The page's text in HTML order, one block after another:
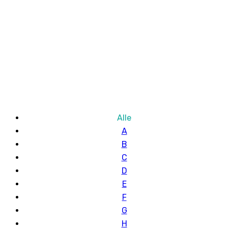
Alle
A
B
C
D
E
F
G
H